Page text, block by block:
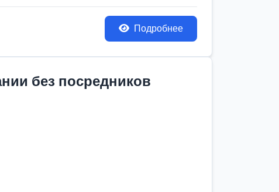
Подробнее
без посредников